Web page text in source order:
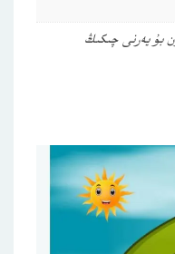
بۇ يەرنى چىكىڭ